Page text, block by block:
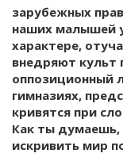
зарубежных
наших малышей
характере,
внедряют культ
оппозиционный
гимназиях,
кривятся при
Как ты думаешь,
искривить мир